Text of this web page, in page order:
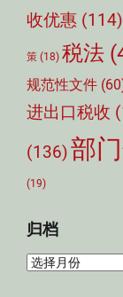
收优惠 (114)
策 (18) 税法
规范性文件
进出口税收
(136)部
(19)
归档
归